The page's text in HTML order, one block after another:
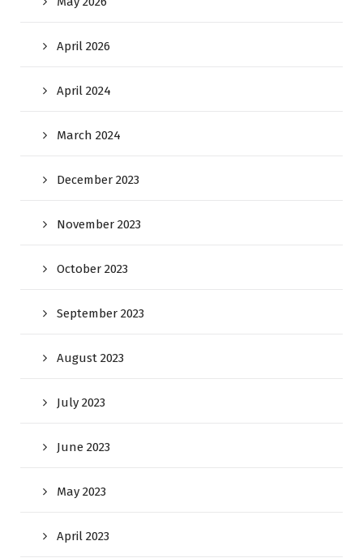
April 2026
April 2024
March 2024
December 2023
November 2023
October 2023
September 2023
August 2023
July 2023
June 2023
May 2023
April 2023